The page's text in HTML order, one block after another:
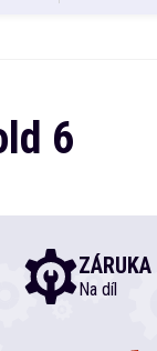
6
Na díl